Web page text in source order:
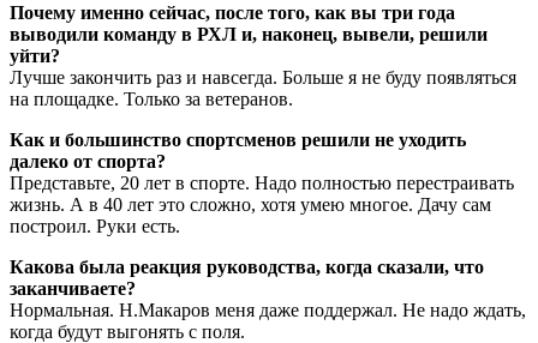
Почему именно сейчас, после того, как вы три года
выводили команду в РХЛ и, наконец, вывели, решили
уйти?
Лучше закончить раз и навсегда. Больше я не буду появляться
на площадке. Только за ветеранов.
Как и большинство спортсменов решили не уходить
далеко от спорта?
Представьте, 20 лет в спорте. Надо полностью перестраивать
жизнь. А в 40 лет это сложно, хотя умею многое. Дачу сам
построил. Руки есть.
Какова была реакция руководства, когда сказали, что
заканчиваете?
Нормальная. Н.Макаров меня даже поддержал. Не надо ждать,
когда будут выгонять с поля.